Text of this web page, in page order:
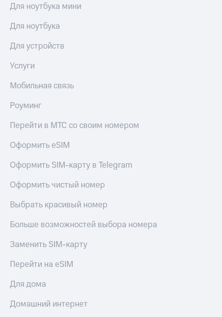
доход 15%
и
Пополнить
номер
другого
оператора
Оплата
интернета
и
с
на карту
МТС Pay
Оплата
коду
за границей
при
покупке
со связью
МТС
Для ноутбука мини
Для ноутбука
Для устройств
Услуги
Мобильная связь
Роуминг
Перейти в МТС со своим номером
Оформить eSIM
Оформить SIM-карту в Telegram
Оформить чистый номер
Выбрать красивый номер
Больше возможностей выбора номера
Заменить SIM-карту
Перейти на eSIM
Для дома
Домашний интернет